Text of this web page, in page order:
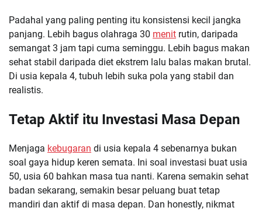
Padahal yang paling penting itu konsistensi kecil jangka
panjang. Lebih bagus olahraga 30 menit rutin, daripada
semangat 3 jam tapi cuma seminggu. Lebih bagus makan
sehat stabil daripada diet ekstrem lalu balas makan brutal.
Di usia kepala 4, tubuh lebih suka pola yang stabil dan
realistis.
Tetap Aktif itu Investasi Masa Depan
Menjaga kebugaran di usia kepala 4 sebenarnya bukan
soal gaya hidup keren semata. Ini soal investasi buat usia
50, usia 60 bahkan masa tua nanti. Karena semakin sehat
badan sekarang, semakin besar peluang buat tetap
mandiri dan aktif di masa depan. Dan honestly, nikmat